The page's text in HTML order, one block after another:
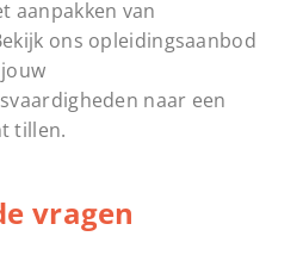
aanpakken van
ons opleidingsaanbod
naar een
tillen.
vragen